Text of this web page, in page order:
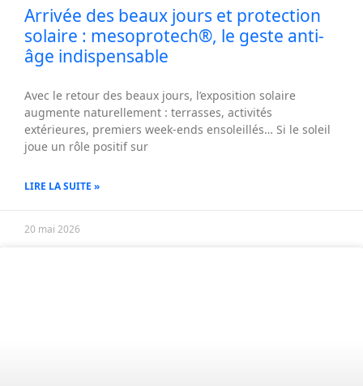
Arrivée des beaux jours et protection
solaire : mesoprotech®, le geste anti-
âge indispensable
Avec le retour des beaux jours, l’exposition solaire
augmente naturellement : terrasses, activités
extérieures, premiers week-ends ensoleillés… Si le soleil
joue un rôle positif sur
LIRE LA SUITE »
20 mai 2026